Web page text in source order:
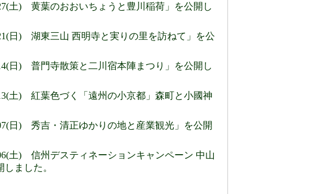
土) 黄葉のおおいちょうと豊川稲荷」を公開し
日) 湖東三山 西明寺と実りの里を訪ねて」を公
日) 普門寺散策と二川宿本陣まつり」を公開し
土) 紅葉色づく「遠州の小京都」森町と小國神
日) 秀吉・清正ゆかりの地と産業観光」を公開
土) 信州デスティネーションキャンペーン 中山
ました。